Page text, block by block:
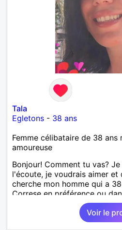
Tala
Egletons - 38 ans
Femme célibataire de 38 ans
amoureuse
Bonjour! Comment tu vas?
l'écoute, je voudrais aimer et
cherche mon homme qui a
Correse en préférence ou
je travaille en CDI et je ne
voyager loin. Merci. Bon
Voir le